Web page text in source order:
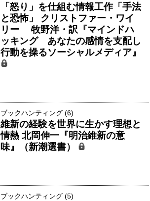
「怒り」を仕組む情報工作「手法
と恐怖」 クリストファー・ワイ
リー 牧野洋・訳『マインドハ
ッキング あなたの感情を支配し
行動を操るソーシャルメディア』
ブックハンティング (6)
維新の経験を世界に生かす理想と
情熱 北岡伸一『明治維新の意
味』（新潮選書）
ブックハンティング (5)